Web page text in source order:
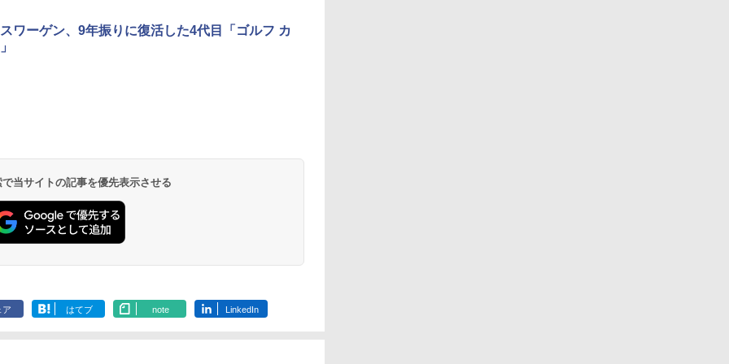
ワーゲン、9年振りに復活した4代目「ゴルフ カ
当サイトの記事を優先表示させる
ア はてブ note LinkedIn